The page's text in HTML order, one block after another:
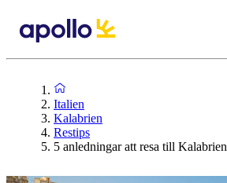
Italien
Kalabrien
Restips
5 anledningar att resa till Kalabrien